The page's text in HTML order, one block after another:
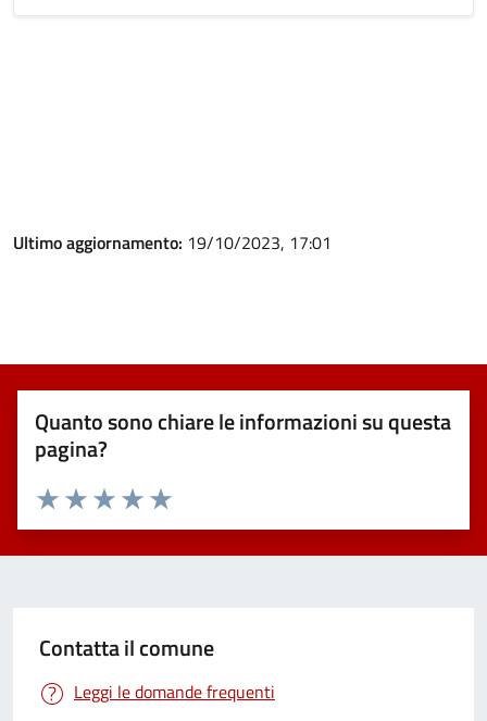
Ultimo aggiornamento: 19/10/2023, 17:01
Quanto sono chiare le informazioni su questa
pagina?
Valuta 5 stelle su 5
Valuta 4 stelle su 5
Valuta 3 stelle su 5
Valuta 2 stelle su 5
Valuta 1 stelle su 5
Contatta il comune
Leggi le domande frequenti